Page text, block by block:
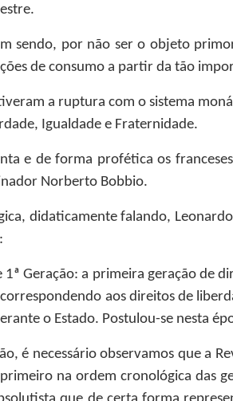
sendo, por não ser o objeto
de consumo a partir da tão
a ruptura com o sistema
Igualdade e Fraternidade.
e de forma profética os
Norberto Bobbio.
didaticamente falando,
1ª Geração: a primeira geração de
aos direitos de
o Estado. Postulou-se nesta
é necessário observamos que a
na ordem cronológica das